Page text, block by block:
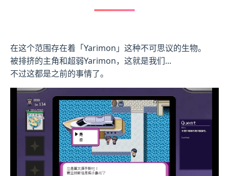
在这个范围存在着「Yarimon」这种不可思议的生物。
被排挤的主角和超弱Yarimon，这就是我们...
不过这都是之前的事情了。